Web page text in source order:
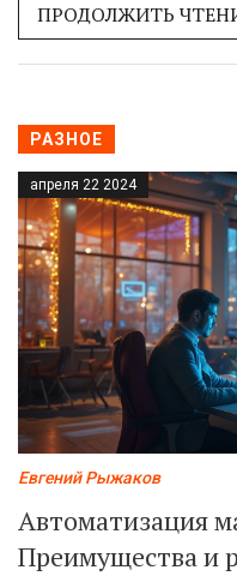
сантехники и хранению
увеличить даже самый
цвета, идеи для
решения. Всё
учётом российских
ПРОДОЛЖИТЬ
РАЗНОЕ
апреля 22 2024
Евгений Рыжаков
Автоматизация
Преимущества и